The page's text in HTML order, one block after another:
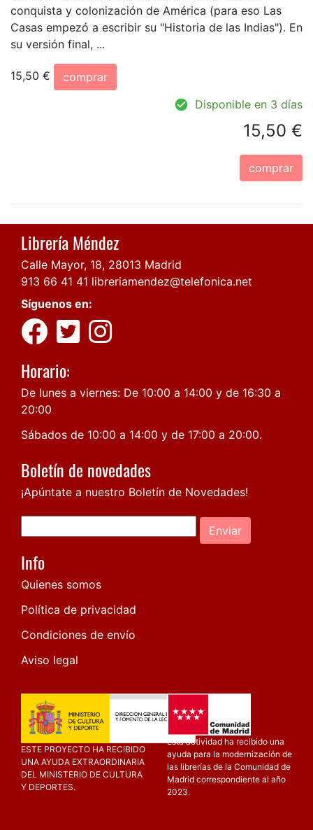
conquista y colonización de América (para eso Las
Casas empezó a escribir su "Historia de las Indias"). En
su versión final, ...
15,50 €
comprar
Disponible en 3 días
15,50 €
comprar
Librería Méndez
Calle Mayor, 18, 28013 Madrid
913 66 41 41 libreriamendez@telefonica.net
Síguenos en:
Horario:
De lunes a viernes: De 10:00 a 14:00 y de 16:30 a
20:00
Sábados de 10:00 a 14:00 y de 17:00 a 20:00.
Boletín de novedades
¡Apúntate a nuestro Boletín de Novedades!
Enviar
Info
Quienes somos
Política de privacidad
Condiciones de envío
Aviso legal
ESTE PROYECTO HA RECIBIDO
UNA AYUDA EXTRAORDINARIA
DEL MINISTERIO DE CULTURA
Y DEPORTES.
Esta actividad ha recibido una
ayuda para la modernización de
las librerías de la Comunidad de
Madrid correspondiente al año
2023.